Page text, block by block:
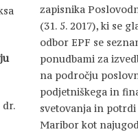
dr.
zapisnika
(31. 5. 2017), ki se
odbor EPF se
ponudbami za
na področju
podjetniškega in
svetovanja in
Maribor kot